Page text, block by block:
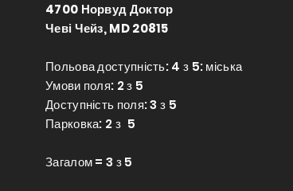
4700 Норвуд Доктор
Чеві Чейз, MD 20815
Польова доступність: 4 з 5: міська
Умови поля: 2 з 5
Доступність поля: 3 з 5
Парковка: 2 з 5
Загалом = 3 з 5